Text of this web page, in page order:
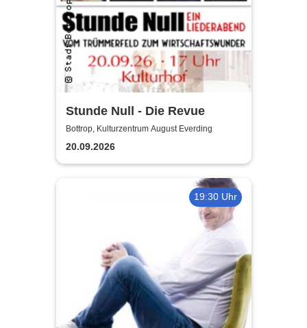
Stunde Null - Die Revue
Bottrop, Kulturzentrum August Everding
20.09.2026
19:30 Uhr